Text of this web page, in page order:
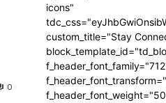
0
icons"
custom_title="Stay